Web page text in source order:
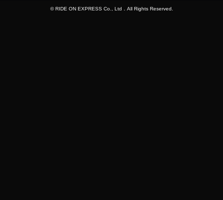
© RIDE ON EXPRESS Co., Ltd．All Rights Reserved.